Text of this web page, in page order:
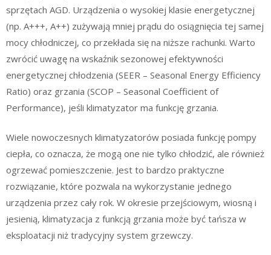
sprzętach AGD. Urządzenia o wysokiej klasie energetycznej
(np. A+++, A++) zużywają mniej prądu do osiągnięcia tej samej
mocy chłodniczej, co przekłada się na niższe rachunki. Warto
zwrócić uwagę na wskaźnik sezonowej efektywności
energetycznej chłodzenia (SEER – Seasonal Energy Efficiency
Ratio) oraz grzania (SCOP – Seasonal Coefficient of
Performance), jeśli klimatyzator ma funkcję grzania.
Wiele nowoczesnych klimatyzatorów posiada funkcję pompy
ciepła, co oznacza, że mogą one nie tylko chłodzić, ale również
ogrzewać pomieszczenie. Jest to bardzo praktyczne
rozwiązanie, które pozwala na wykorzystanie jednego
urządzenia przez cały rok. W okresie przejściowym, wiosną i
jesienią, klimatyzacja z funkcją grzania może być tańsza w
eksploatacji niż tradycyjny system grzewczy.